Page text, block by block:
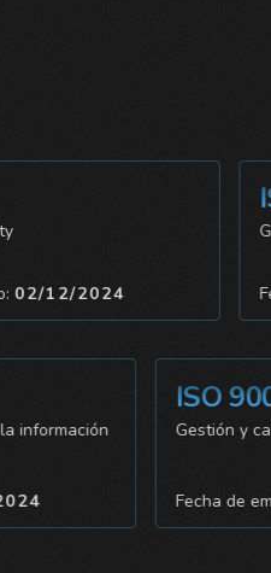
02/12/2024
ISO 9001
Gestión y calidad
Fecha de